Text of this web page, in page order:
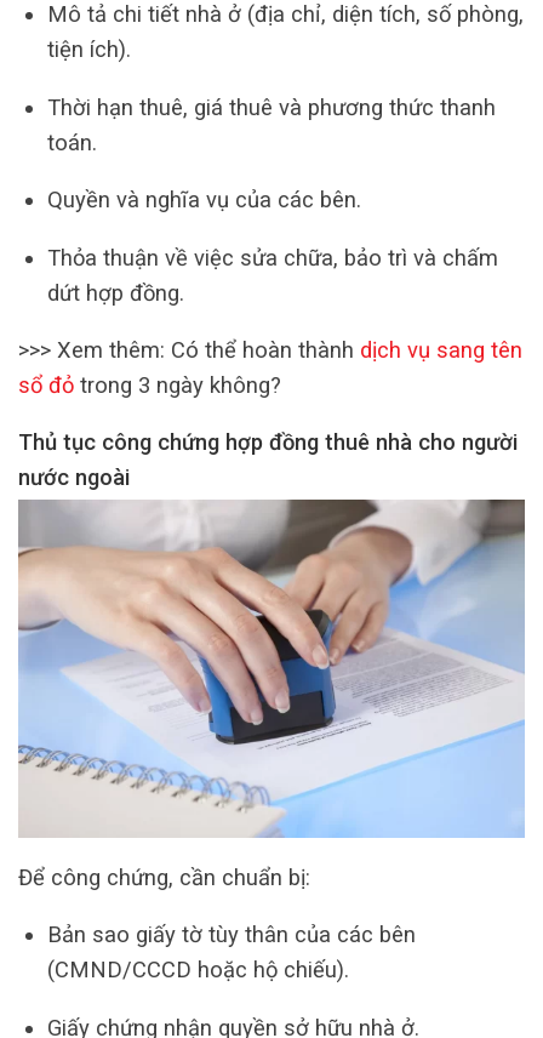
Mô tả chi tiết nhà ở (địa chỉ, diện tích, số phòng,
tiện ích).
Thời hạn thuê, giá thuê và phương thức thanh
toán.
Quyền và nghĩa vụ của các bên.
Thỏa thuận về việc sửa chữa, bảo trì và chấm
dứt hợp đồng.
>>> Xem thêm: Có thể hoàn thành dịch vụ sang tên
sổ đỏ trong 3 ngày không?
Thủ tục công chứng hợp đồng thuê nhà cho người
nước ngoài
Để công chứng, cần chuẩn bị:
Bản sao giấy tờ tùy thân của các bên
(CMND/CCCD hoặc hộ chiếu).
Giấy chứng nhận quyền sở hữu nhà ở.